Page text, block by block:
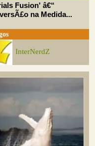
Fusion' â€“
na Medida...
InterNerdZ